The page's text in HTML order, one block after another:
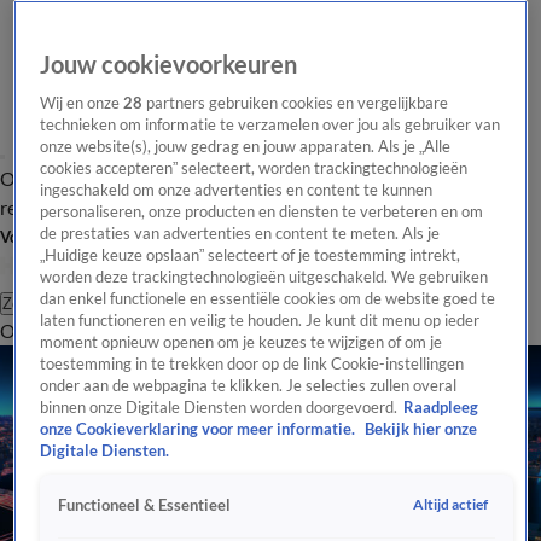
Overzicht Laatste nieuws Regionieuws Het beste van Hart
Tip de
redactie
Volg Hart van Nederland
Zoeken
OverzichtRegioUitzendingenWeerTip de redactiePanelVideo's
Jouw cookievoorkeuren
Wij en onze28 partners gebruiken cookies en vergelijkbare
technieken om informatie te verzamelen over jou als gebruiker van
onze website(s), jouw gedrag en jouw apparaten. Als je „Alle
cookies accepteren” selecteert, worden trackingtechnologieën
ingeschakeld om onze advertenties en content te kunnen
personaliseren, onze producten en diensten te verbeteren en om
de prestaties van advertenties en content te meten. Als je
„Huidige keuze opslaan” selecteert of je toestemming intrekt,
worden deze trackingtechnologieën uitgeschakeld. We gebruiken
dan enkel functionele en essentiële cookies om de website goed te
laten functioneren en veilig te houden. Je kunt dit menu op ieder
moment opnieuw openen om je keuzes te wijzigen of om je
toestemming in te trekken door op de link Cookie-instellingen
onder aan de webpagina te klikken. Je selecties zullen overal
binnen onze Digitale Diensten worden doorgevoerd. Raadpleeg
onze Cookieverklaring voor meer informatie.
Bekijk hier onze
Digitale Diensten.
Functioneel & Essentieel Altijd actief